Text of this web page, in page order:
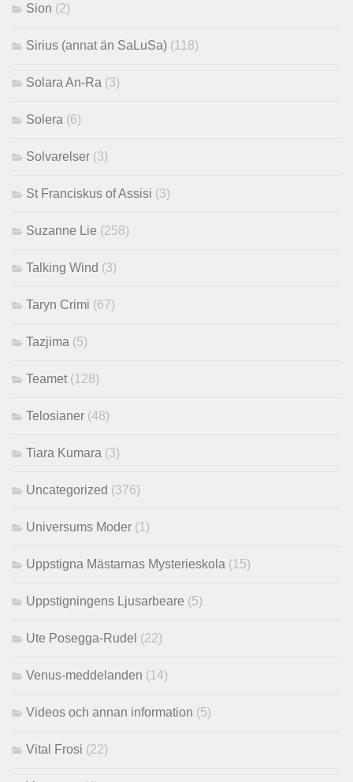
Sion (2)
Sirius (annat än SaLuSa) (118)
Solara An-Ra (3)
Solera (6)
Solvarelser (3)
St Franciskus of Assisi (3)
Suzanne Lie (258)
Talking Wind (3)
Taryn Crimi (67)
Tazjima (5)
Teamet (128)
Telosianer (48)
Tiara Kumara (3)
Uncategorized (376)
Universums Moder (1)
Uppstigna Mästarnas Mysterieskola (15)
Uppstigningens Ljusarbeare (5)
Ute Posegga-Rudel (22)
Venus-meddelanden (14)
Videos och annan information (5)
Vital Frosi (22)